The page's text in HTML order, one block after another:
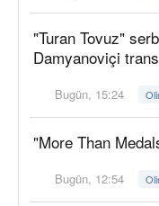
"Turan Tovuz"
Damyanoviçi
Bugün, 15:24
"More Than
Bugün, 12:54